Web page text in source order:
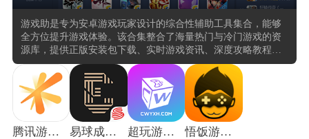
游戏助是专为安卓游戏玩家设计的综合性辅助工具集合，能够
全方位提升游戏体验。该合集整合了海量热门与冷门游戏的资
源库，提供正版安装包下载、实时游戏资讯、深度攻略教程及
视频解说，帮助玩家快速掌握游戏技巧与策略。同时，游戏助
app还包含了多种实用功能模块，如游戏优化工具可调节帧率、
画质和网络性能，有效减少卡顿与闪退问题。社交平台支持玩
家交流心得、组队协作，账号管理系统则提供安全换绑、数据
备份等保障。
腾讯游戏助手 易球成名Club安卓版 超玩游戏盒子 悟饭游戏厅老版本